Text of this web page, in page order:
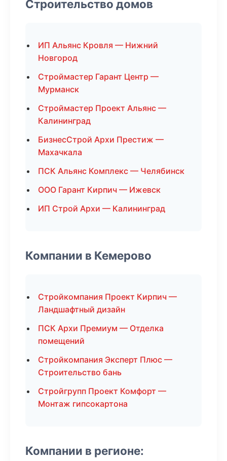
Строительство домов
ИП Альянс Кровля — Нижний
Новгород
Строймастер Гарант Центр —
Мурманск
Строймастер Проект Альянс —
Калининград
БизнесСтрой Архи Престиж —
Махачкала
ПСК Альянс Комплекс — Челябинск
ООО Гарант Кирпич — Ижевск
ИП Строй Архи — Калининград
Компании в Кемерово
Стройкомпания Проект Кирпич —
Ландшафтный дизайн
ПСК Архи Премиум — Отделка
помещений
Стройкомпания Эксперт Плюс —
Строительство бань
Стройгрупп Проект Комфорт —
Монтаж гипсокартона
Компании в регионе: